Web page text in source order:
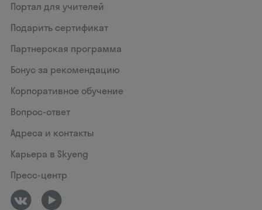
Портал для учителей
Подарить сертификат
Партнерская программа
Бонус за рекомендацию
Корпоративное обучение
Вопрос-ответ
Адреса и контакты
Карьера в Skyeng
Пресс-центр